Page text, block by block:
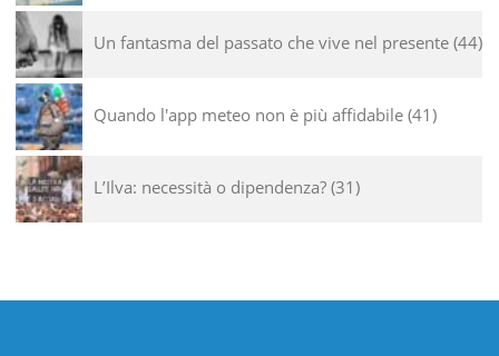
Un fantasma del passato che vive nel presente 44
Quando l'app meteo non è più affidabile 41
L’Ilva: necessità o dipendenza? 31